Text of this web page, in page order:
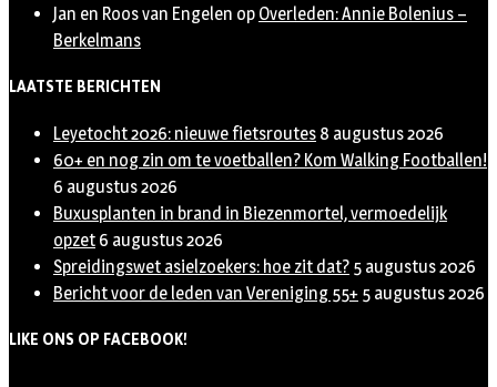
Jan en Roos van Engelen op Overleden: Annie Bolenius –
Berkelmans
LAATSTE BERICHTEN
Leyetocht 2026: nieuwe fietsroutes 8 augustus 2026
60+ en nog zin om te voetballen? Kom Walking Footballen!
6 augustus 2026
Buxusplanten in brand in Biezenmortel, vermoedelijk
opzet 6 augustus 2026
Spreidingswet asielzoekers: hoe zit dat? 5 augustus 2026
Bericht voor de leden van Vereniging 55+ 5 augustus 2026
LIKE ONS OP FACEBOOK!